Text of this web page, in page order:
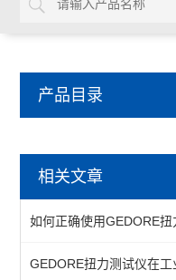
产品目录
延长杆
棘轮头
动态扭矩测试仪
相关文章
如何正确使用GEDORE
GEDORE扭力测试仪在